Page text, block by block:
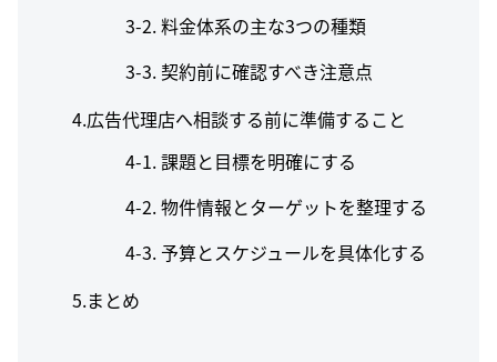
料金体系の主な3つの種類
契約前に確認すべき注意点
4.広告代理店へ相談する前に準備すること
課題と目標を明確にする
物件情報とターゲットを整理する
予算とスケジュールを具体化する
5.まとめ